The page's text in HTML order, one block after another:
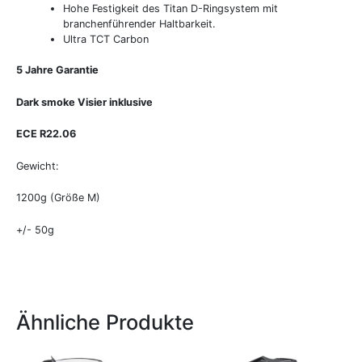
Hohe Festigkeit des Titan D-Ringsystem mit
branchenführender Haltbarkeit.
Ultra TCT Carbon
5 Jahre Garantie
Dark smoke Visier inklusive
ECE R22.06
Gewicht:
1200g (Größe M)
+/- 50g
Ähnliche Produkte
Ursprünglicher